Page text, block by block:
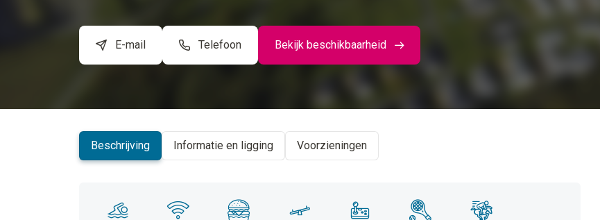
E-mail Telefoon Bekijk beschikbaarheid
Beschrijving Informatie en ligging Voorzieningen